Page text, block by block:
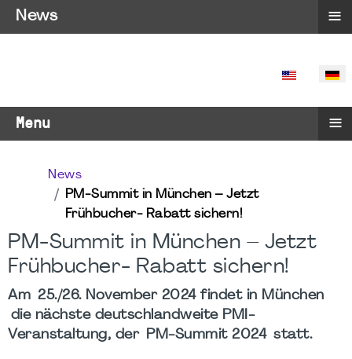
SPRACHE
Menu ≡
News
PM-Summit in München – Jetzt
Frühbucher- Rabatt sichern!
PM-Summit in München – Jetzt
Frühbucher- Rabatt sichern!
Am 25./26. November 2024 findet in München
die nächste deutschlandweite PMI-
Veranstaltung, der PM-Summit 2024 statt.
News ≡